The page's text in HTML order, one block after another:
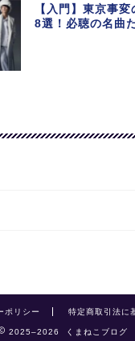
【入門】東京事
8選！必聴の名曲
ポリシー 特定商取引法に
2025–2026 くまねこブログ